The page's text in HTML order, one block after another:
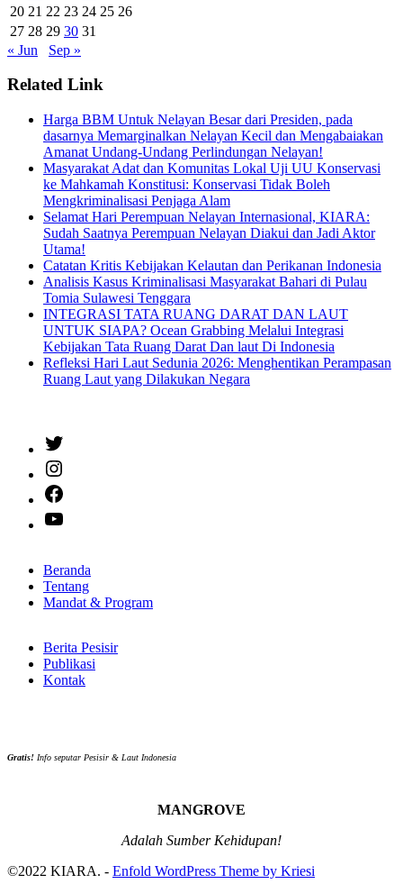
20 21 22 23 24 25 26
27 28 29 30 31
« Jun
Sep »
Related Link
Harga BBM Untuk Nelayan Besar dari Presiden, pada
dasarnya Memarginalkan Nelayan Kecil dan Mengabaiakan
Amanat Undang-Undang Perlindungan Nelayan!
Masyarakat Adat dan Komunitas Lokal Uji UU Konservasi
ke Mahkamah Konstitusi: Konservasi Tidak Boleh
Mengkriminalisasi Penjaga Alam
Selamat Hari Perempuan Nelayan Internasional, KIARA:
Sudah Saatnya Perempuan Nelayan Diakui dan Jadi Aktor
Utama!
Catatan Kritis Kebijakan Kelautan dan Perikanan Indonesia
Analisis Kasus Kriminalisasi Masyarakat Bahari di Pulau
Tomia Sulawesi Tenggara
INTEGRASI TATA RUANG DARAT DAN LAUT
UNTUK SIAPA? Ocean Grabbing Melalui Integrasi
Kebijakan Tata Ruang Darat Dan laut Di Indonesia
Refleksi Hari Laut Sedunia 2026: Menghentikan Perampasan
Ruang Laut yang Dilakukan Negara
Beranda
Tentang
Mandat & Program
Berita Pesisir
Publikasi
Kontak
Gratis! Info seputar Pesisir & Laut Indonesia
MANGROVE
Adalah Sumber Kehidupan!
©2022 KIARA. - Enfold WordPress Theme by Kriesi